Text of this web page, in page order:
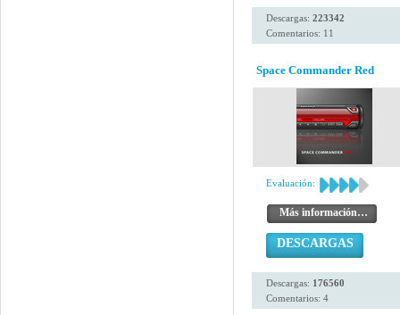
Descargas: 223342
Comentarios: 11
Space Commander Red
Evaluación:
Más información…
DESCARGAS
Descargas: 176560
Comentarios: 4